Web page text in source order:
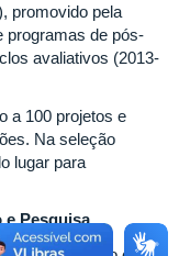
promovido pela
programas de pós-
avaliativos (2013-
a 100 projetos e
Na seleção
lugar para
e Pesquisa